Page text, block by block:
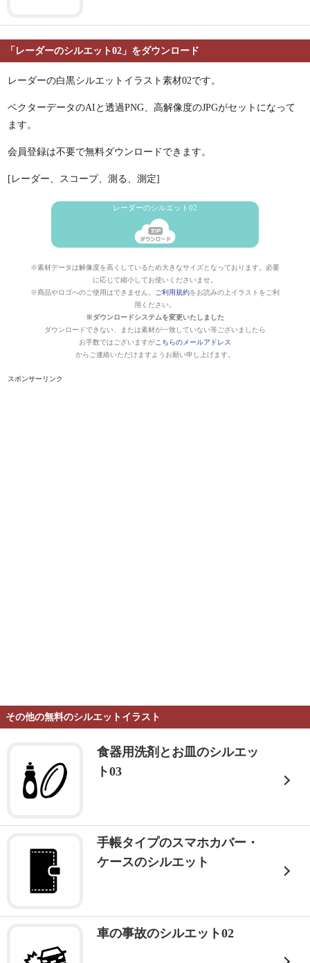
「レーダーのシルエット02」をダウンロード
レーダーの白黒シルエットイラスト素材02です。
ベクターデータのAIと透過PNG、高解像度のJPGがセットになって
ます。
会員登録は不要で無料ダウンロードできます。
[レーダー、スコープ、測る、測定]
レーダーのシルエット02
※素材データは解像度を高くしているため大きなサイズとなっております。必要
に応じて縮小してお使いくださいませ。
※商品やロゴへのご使用はできません。
ご利用規約をお読みの上イラストをご利
用ください。
※ダウンロードシステムを変更いたしました
ダウンロードできない、または素材が一致していない等ございましたら
お手数ではございますがこちらのメールアドレス
からご連絡いただけますようお願い申し上げます。
スポンサーリンク
その他の無料のシルエットイラスト
食器用洗剤とお皿のシルエッ
ト03
手帳タイプのスマホカバー・
ケースのシルエット
車の事故のシルエット02